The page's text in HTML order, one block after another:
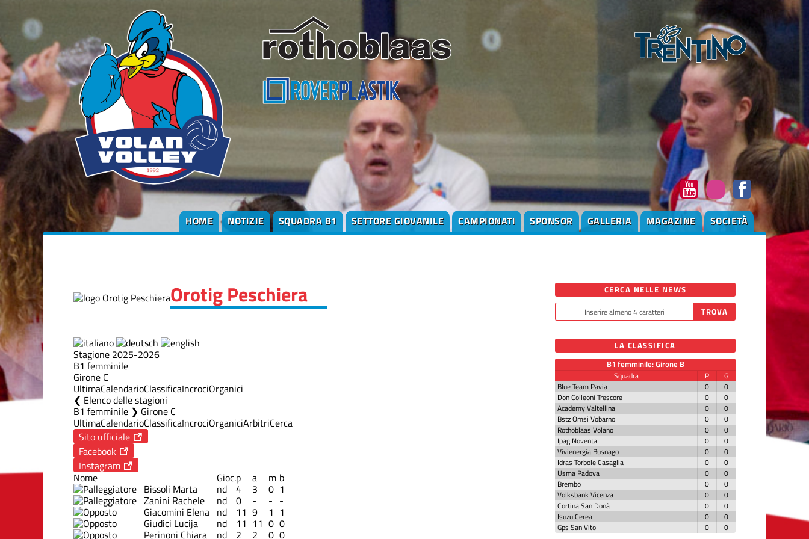
HOME NOTIZIE SQUADRA B1 SETTORE GIOVANILE CAMPIONATI SPONSOR GALLERIA MAGAZINE SOCIETÀ
Orotig Peschiera
Stagione 2025-2026
B1 femminile
Girone C
UltimaCalendarioClassificaIncrociOrganici
Elenco delle stagioni
B1 femminile ❯ Girone C
UltimaCalendarioClassificaIncrociOrganiciArbitriCerca
Sito ufficiale
Facebook
Instagram
Nome
Gioc.p a m b
Bissoli Marta nd 4 3 0 1
Zanini Rachele nd 0 - - -
Giacomini Elena nd 11 9 1 1
Giudici Lucija nd 11 11 0 0
Perinoni Chiara nd 2 2 0 0
CERCA NELLE NEWS
LA CLASSIFICA
B1 femminile: Girone B
Squadra P
G
Blue Team Pavia
0
0
Don Colleoni Trescore
0
0
Academy Valtellina
0
0
Bstz Omsi Vobarno
0
0
Rothoblaas Volano
0
0
Ipag Noventa
0
0
Vivienergia Busnago
0
0
Idras Torbole Casaglia
0
0
Usma Padova
0
0
Brembo
0
0
Volksbank Vicenza
0
0
Cortina San Donà
0
0
Isuzu Cerea
0
0
Gps San Vito
0 0